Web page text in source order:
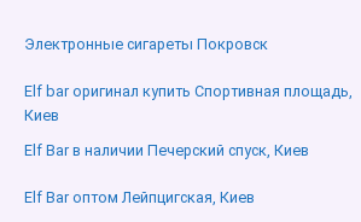
Электронные сигареты Покровск
Elf bar оригинал купить Спортивная площадь,
Киев
Elf Bar в наличии Печерский спуск, Киев
Elf Bar оптом Лейпцигская, Киев